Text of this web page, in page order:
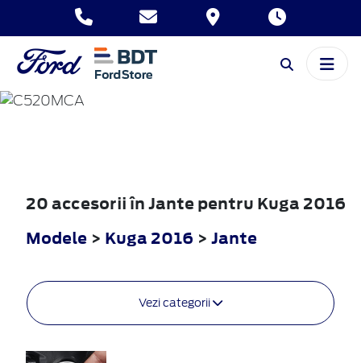
KUGA
20 accesorii în Jante pentru Kuga 2016
Modele > Kuga 2016 > Jante
Vezi categorii